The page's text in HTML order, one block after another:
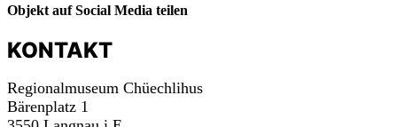
Objekt auf Social Media teilen
KONTAKT
Regionalmuseum Chüechlihus
Bärenplatz 1